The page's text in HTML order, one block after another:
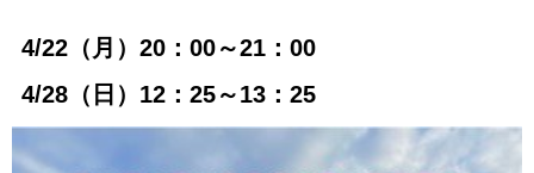
4/22（月）20：00～21：00
4/28（日）12：25～13：25